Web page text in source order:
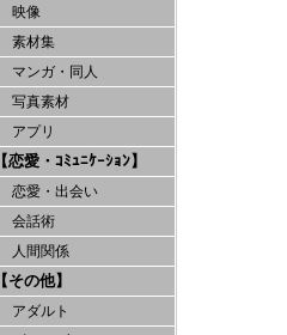
映像
素材集
マンガ・同人
写真素材
アプリ
【恋愛・ｺﾐｭﾆｹｰｼｮﾝ】
恋愛・出会い
会話術
人間関係
【その他】
アダルト